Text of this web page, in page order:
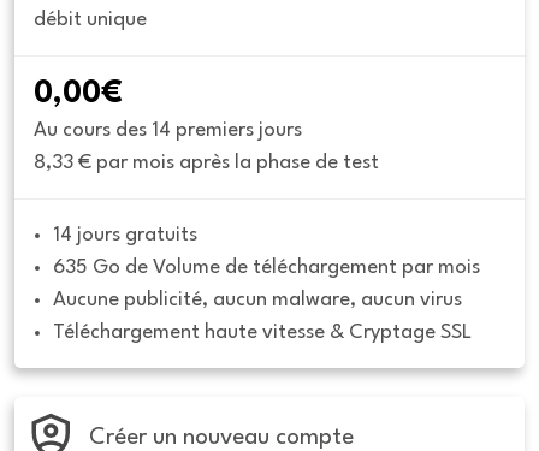
débit unique
0,00€
Au cours des 14 premiers jours
8,33 € par mois après la phase de test
14 jours gratuits
635 Go de Volume de téléchargement par mois
Aucune publicité, aucun malware, aucun virus
Téléchargement haute vitesse & Cryptage SSL
Créer un nouveau compte